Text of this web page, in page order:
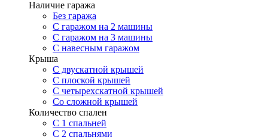
Наличие гаража
Без гаража
С гаражом на 2 машины
С гаражом на 3 машины
С навесным гаражом
Крыша
С двускатной крышей
С плоской крышей
С четырехскатной крышей
Со сложной крышей
Количество спален
С 1 спальней
С 2 спальнями